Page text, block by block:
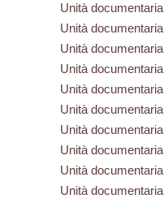
Unità documentaria
Unità documentaria
Unità documentaria
Unità documentaria
Unità documentaria
Unità documentaria
Unità documentaria
Unità documentaria
Unità documentaria
Unità documentaria